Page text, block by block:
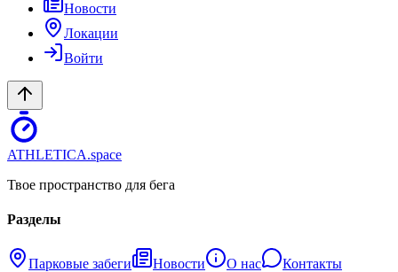
Новости
Локации
Войти
ATHLETICA.space
Твое пространство для бега
Разделы
Парковые забеги Новости О нас Контакты